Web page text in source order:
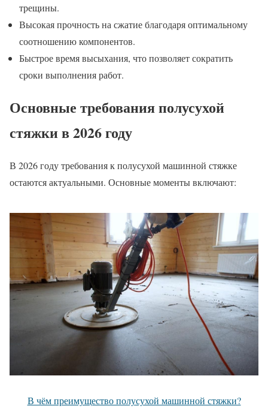
трещины.
Высокая прочность на сжатие благодаря оптимальному
соотношению компонентов.
Быстрое время высыхания, что позволяет сократить
сроки выполнения работ.
Основные требования полусухой
стяжки в 2026 году
В 2026 году требования к полусухой машинной стяжке
остаются актуальными. Основные моменты включают:
В чём преимущество полусухой машинной стяжки?